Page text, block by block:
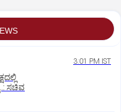
3:01 PM IST
ಸಚಿವ